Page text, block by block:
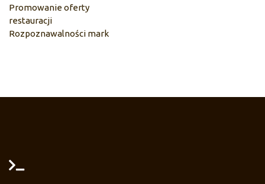
Promowanie oferty
restauracji
Rozpoznawalności mark